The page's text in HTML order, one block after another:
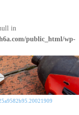
in
public_html/wp-